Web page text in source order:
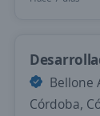
Bellone
Córdoba,